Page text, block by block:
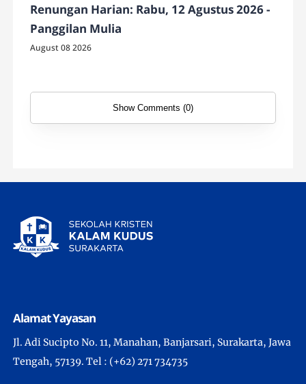
Renungan Harian: Rabu, 12 Agustus 2026 -
Panggilan Mulia
August 08 2026
Show Comments (0)
Alamat Yayasan
Jl. Adi Sucipto No. 11, Manahan, Banjarsari, Surakarta, Jawa
Tengah, 57139. Tel : (+62) 271 734735